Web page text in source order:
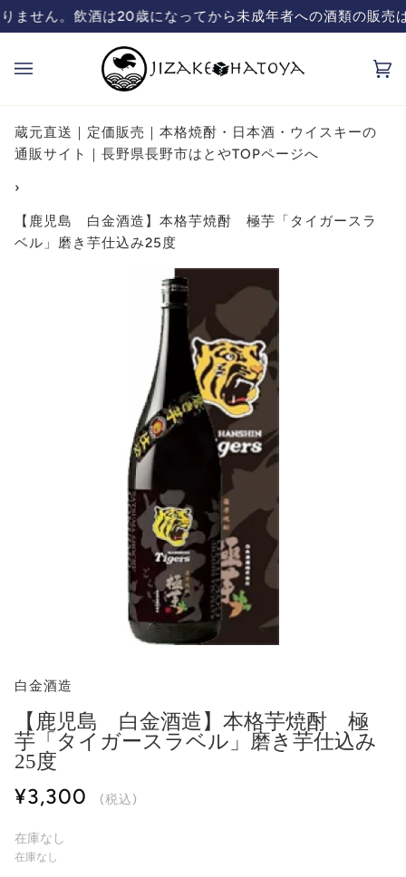
コ
ン
ツ
酒類の販売は致しておりません。飲酒は20歳になってから
蔵元直送の日本酒、焼酎販売「ハトヤ」
カ
ー
蔵元直送｜定価販売｜本格焼酎・日本酒・ウイスキーの
通販サイト｜長野県長野市はとやTOPページへ
›
【鹿児島 白金酒造】本格芋焼酎 極芋「タイガースラ
ベル」磨き芋仕込み25度
白金酒造
【鹿児島 白金酒造】本格芋焼酎 極
芋「タイガースラベル」磨き芋仕込み
25度
¥3,300 (税込)
在庫なし
在庫なし